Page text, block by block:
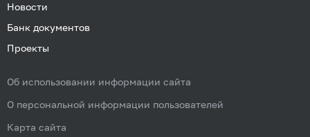
Новости
Банк документов
Проекты
Об использовании информации сайта
О персональной информации пользователей
Карта сайта